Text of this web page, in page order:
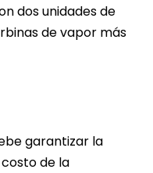
dos unidades de
de vapor más
garantizar la
de la